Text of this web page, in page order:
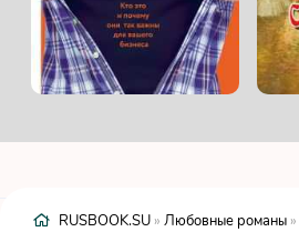
RUSBOOK.SU » Любовные романы »